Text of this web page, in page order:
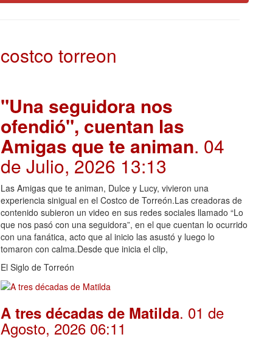
costco torreon
"Una seguidora nos
ofendió", cuentan las
Amigas que te animan. 04
de Julio, 2026 13:13
Las Amigas que te animan, Dulce y Lucy, vivieron una
experiencia sinigual en el Costco de Torreón.Las creadoras de
contenido subieron un video en sus redes sociales llamado “Lo
que nos pasó con una seguidora”, en el que cuentan lo ocurrido
con una fanática, acto que al inicio las asustó y luego lo
tomaron con calma.Desde que inicia el clip,
El Siglo de Torreón
A tres décadas de Matilda. 01 de
Agosto, 2026 06:11